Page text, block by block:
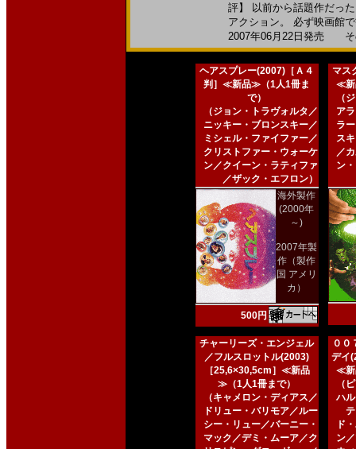
評】 以前から話題作だっ
アクション。 必ず映画館
2007年06月22日発売 そ
ヘアスプレー(2007)［Ａ４
判］≪新品≫（1人1冊ま
で）
（ジョン・トラヴォルタ／
ニッキー・ブロンスキー／
ミシェル・ファイファー／
クリストファー・ウォーケ
ン／クイーン・ラティファ
／ザック・エフロン）
海外製作
(2000年
～)
2007年製
作（製作
国 アメリ
カ）
500円
マス
≪新
（
ア
ラ
ス
／
ン
チャーリーズ・エンジェル
／フルスロットル(2003)
［25,6×30,5cm］≪新品
≫（1人1冊まで）
（キャメロン・ディアス／
ドリュー・バリモア／ルー
シー・リュー／バーニー・
マック／デミ・ムーア／ク
００
デイ
≪新
（
ハ
ド
ン